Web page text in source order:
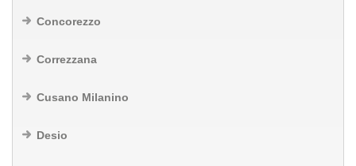
Concorezzo
Correzzana
Cusano Milanino
Desio